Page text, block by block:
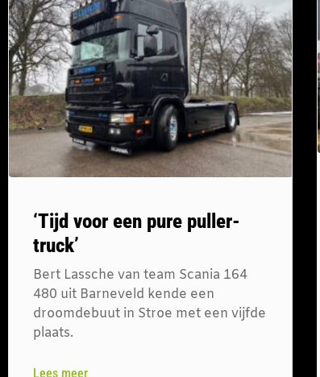
‘Tijd voor een pure puller-
truck’
Bert Lassche van team Scania 164
480 uit Barneveld kende een
droomdebuut in Stroe met een vijfde
plaats.
Lees meer